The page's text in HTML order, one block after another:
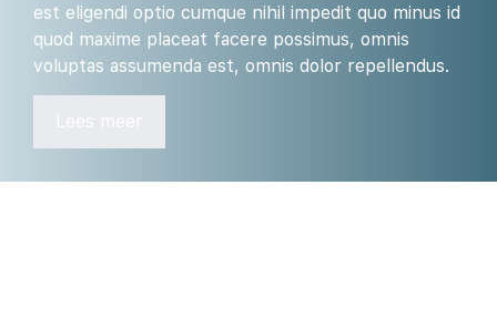
est eligendi optio cumque nihil impedit quo minus id
quod maxime placeat facere possimus, omnis
voluptas assumenda est, omnis dolor repellendus.